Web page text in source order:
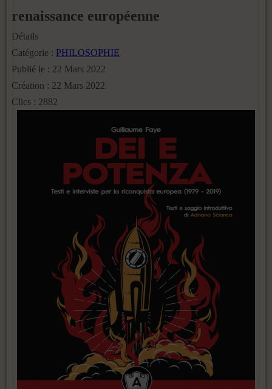
renaissance européenne
Détails
Catégorie : PHILOSOPHIE
Publié le : 22 Mars 2022
Création : 22 Mars 2022
Clics : 2882